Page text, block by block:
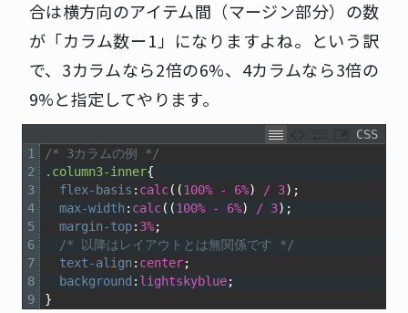
合は横方向のアイテム間（マージン部分）の数
が「カラム数ー1」になりますよね。という訳
で、3カラムなら2倍の6%、4カラムなら3倍の
9%と指定してやります。
CSS
1
2
3
4
5
6
7
8
9
/* 3カラムの例 */
.column3-inner{
flex-basis : calc((100% - 6%) / 3);
max-width : calc((100% - 6%) / 3);
margin-top: 3%;
/* 以降はレイアウトとは無関係です */
text-align: center;
background : lightskyblue;
}